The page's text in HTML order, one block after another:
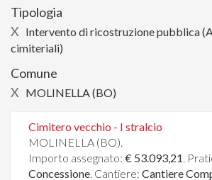
Tipologia
X Intervento di ricostruzione pubblica
cimiteriali)
Comune
X MOLINELLA (BO)
Cimitero vecchio - I stralcio
MOLINELLA (BO).
Importo assegnato: € 53.093,21.
Concessione. Cantiere: Cantiere